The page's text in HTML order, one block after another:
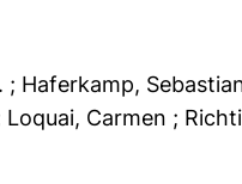
; Haferkamp,
Loquai, Carmen ;